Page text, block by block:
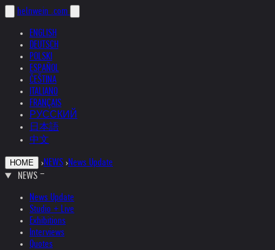
helnwein .com
ENGLISH
DEUTSCH
POLSKI
ESPAÑOL
ČEŠTINA
ITALIANO
FRANÇAIS
РУССКИЙ
日本語
中文
HOME ›NEWS ›News Update
NEWS
News Update
Studio + Live
Exhibitions
Interviews
Quotes